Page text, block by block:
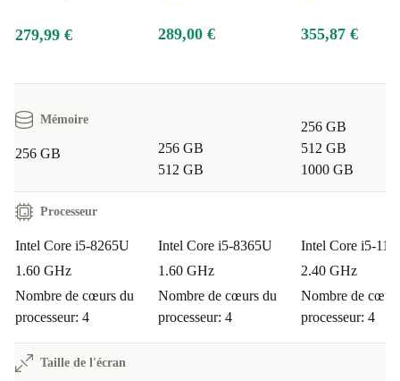
279,99 € 289,00 € 355,87 €
Mémoire
256 GB
256 GB
512 GB
256 GB
512 GB
1000 GB
Processeur
Intel Core i5-8265U
1.60 GHz
Nombre de cœurs du
processeur: 4
Intel Core i5-8365U
1.60 GHz
Nombre de cœurs du
processeur: 4
Intel Core i5-
2.40 GHz
Nombre de
processeur: 4
Taille de l'écran